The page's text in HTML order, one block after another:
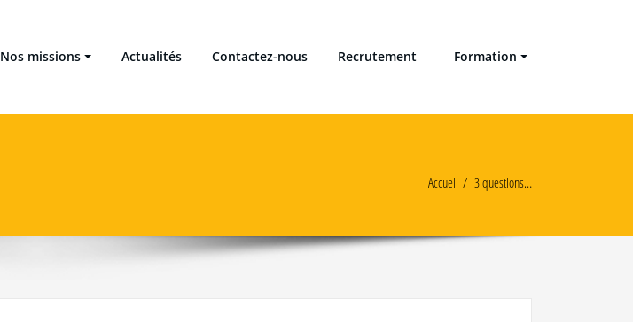
Nos missions Actualités Contactez-nous Recrutement Formation
Accueil 3 questions…